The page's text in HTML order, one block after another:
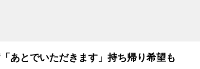
あとでいただきます」持ち帰り希望も